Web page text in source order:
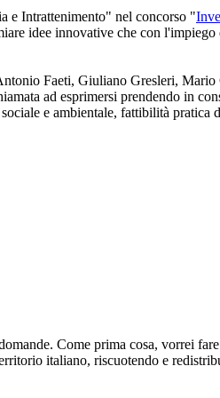
e Intrattenimento" nel concorso "
idee innovative che con
Faeti, Giuliano Gresleri,
ad esprimersi prendendo in
e ambientale, fattibilità pratica
Come prima cosa, vorrei
italiano, riscuotendo e